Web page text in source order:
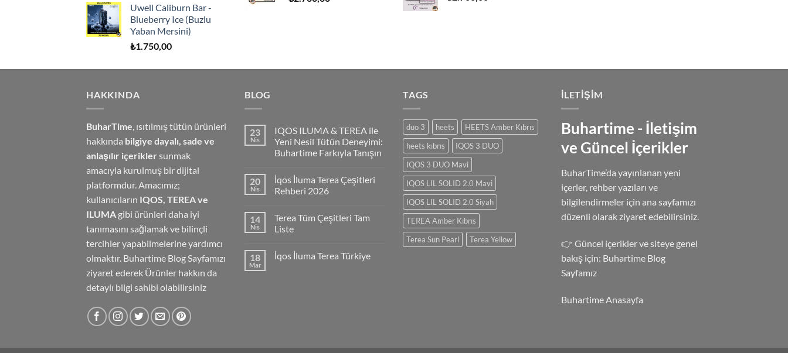
Uwell Caliburn Bar -
Blueberry Ice (Buzlu
Yaban Mersini)
₺1.750,00
HAKKINDA
BuharTime, ısıtılmış tütün ürünleri
hakkında bilgiye dayalı, sade ve
anlaşılır içerikler sunmak
amacıyla kurulmuş bir dijital
platformdur. Amacımız;
kullanıcıların IQOS, TEREA ve
ILUMA gibi ürünleri daha iyi
tanımasını sağlamak ve bilinçli
tercihler yapabilmelerine yardımcı
olmaktır. Buhartime Blog Sayfamızı
ziyaret ederek Ürünler hakkın da
detaylı bilgi sahibi olabilirsiniz
BLOG
23
Nis
IQOS ILUMA & TEREA ile
Yeni Nesil Tütün Deneyimi:
Buhartime Farkıyla Tanışın
20
Nis
İqos İluma Terea Çeşitleri
Rehberi 2026
14
Nis
Terea Tüm Çeşitleri Tam
Liste
18
Mar
İqos İluma Terea Türkiye
TAGS
duo 3 heets
HEETS Amber Kıbrıs
heets kıbrıs
IQOS 3 DUO
IQOS 3 DUO Mavi
IQOS LIL SOLID 2.0 Mavi
IQOS LIL SOLID 2.0 Siyah
TEREA Amber Kıbrıs
Terea Sun Pearl
Terea Yellow
İLETIŞIM
Buhartime - İletişim
ve Güncel İçerikler
BuharTime’da yayınlanan yeni
içerler, rehber yazıları ve
bilgilendirmeler için ana sayfamızı
düzenli olarak ziyaret edebilirsiniz.
👉 Güncel içerikler ve siteye genel
bakış için: Buhartime Blog
Sayfamız
Buhartime Anasayfa